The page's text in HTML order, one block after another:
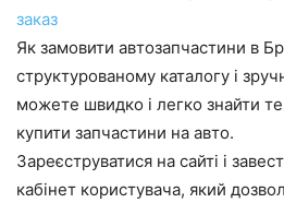
заказ
Як замовити автозапчастини в
структурованому каталогу і
можете швидко і легко знайти
купити запчастини на авто.
Зареєструватися на сайті і
кабінет користувача, який